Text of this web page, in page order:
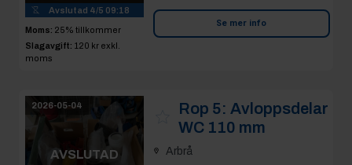
Avslutad 4/5 09:18
Moms: 25% tillkommer
Slagavgift: 120 kr exkl.
moms
Se mer info
2026-05-04
AVSLUTAD
Rop 5: Avloppsdelar
WC 110 mm
Arbrå